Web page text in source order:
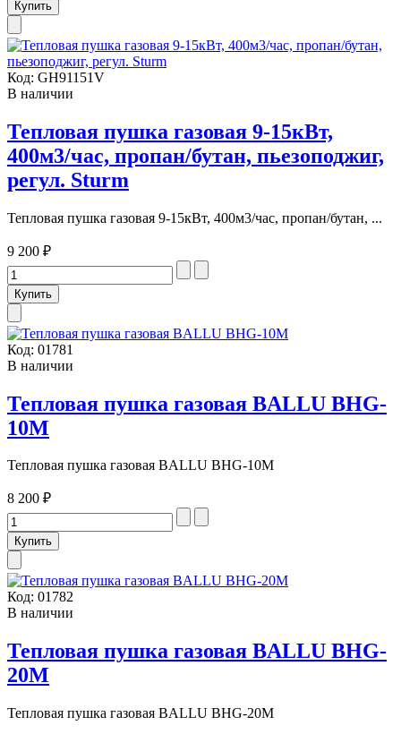
Код: GH91151V
В наличии
Тепловая пушка газовая 9-15кВт,
400м3/час, пропан/бутан, пьезоподжиг,
регул. Sturm
Тепловая пушка газовая 9-15кВт, 400м3/час, пропан/бутан, ...
9 200 ₽
Код: 01781
В наличии
Тепловая пушка газовая BALLU BHG-
10М
Тепловая пушка газовая BALLU BHG-10М
8 200 ₽
Код: 01782
В наличии
Тепловая пушка газовая BALLU BHG-
20М
Тепловая пушка газовая BALLU BHG-20М